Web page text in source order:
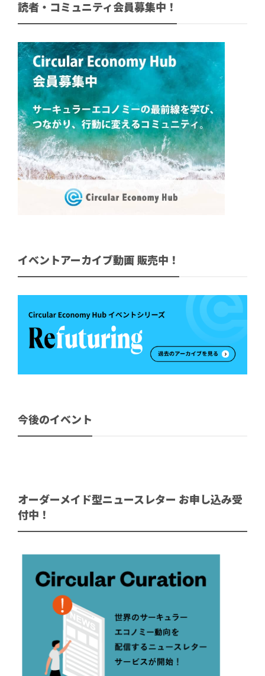
読者・コミュニティ会員募集中！
イベントアーカイブ動画 販売中！
今後のイベント
オーダーメイド型ニュースレター お申し込み受
付中！